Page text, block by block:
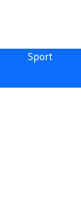
Sport